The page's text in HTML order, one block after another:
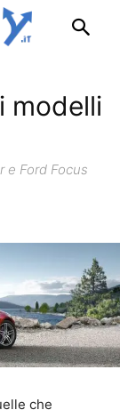
modelli
e Ford Focus
che